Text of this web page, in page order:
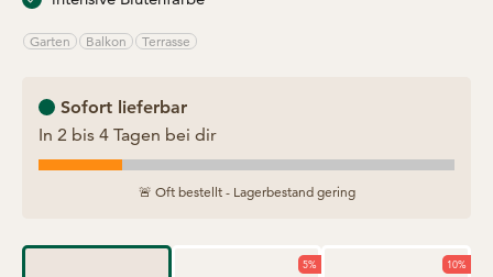
Garten Balkon Terrasse
Sofort lieferbar
In 2 bis 4 Tagen bei dir
🚨 Oft bestellt - Lagerbestand gering
5% 10%